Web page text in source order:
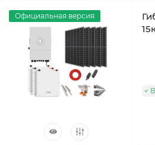
Официальная версия